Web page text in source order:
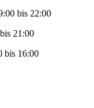
bis 22:00
21:00
bis 16:00